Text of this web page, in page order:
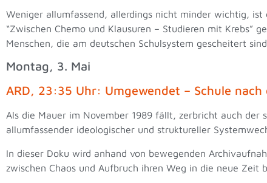
Weniger allumfassend, allerdings nicht minder wichtig,
“Zwischen Chemo und Klausuren – Studieren mit Krebs”
Menschen, die am deutschen Schulsystem gescheitert
Montag, 3. Mai
ARD, 23:35 Uhr: Umgewendet – Schule
Als die Mauer im November 1989 fällt, zerbricht auch der
allumfassender ideologischer und struktureller
In dieser Doku wird anhand von bewegenden
zwischen Chaos und Aufbruch ihren Weg in die neue Zeit